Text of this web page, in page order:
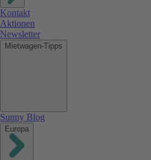
Kontakt
Aktionen
Newsletter
Mietwagen-Tipps
Sunny Blog
Europa